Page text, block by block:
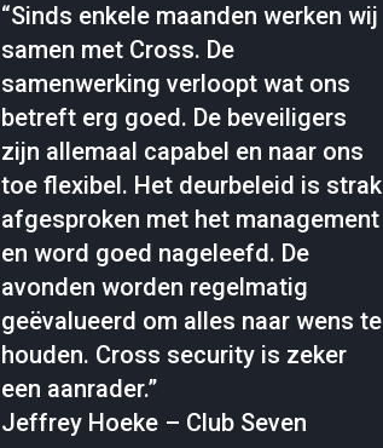
“Sinds enkele maanden werken wij
samen met Cross. De
samenwerking verloopt wat ons
betreft erg goed. De beveiligers
zijn allemaal capabel en naar ons
toe flexibel. Het deurbeleid is strak
afgesproken met het management
en word goed nageleefd. De
avonden worden regelmatig
geëvalueerd om alles naar wens te
houden. Cross security is zeker
een aanrader.”
Jeffrey Hoeke – Club Seven